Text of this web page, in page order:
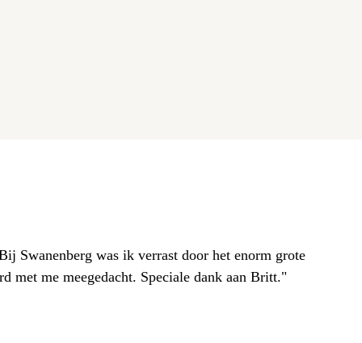
Swanenberg was ik verrast door het enorm grote
met me meegedacht. Speciale dank aan Britt."